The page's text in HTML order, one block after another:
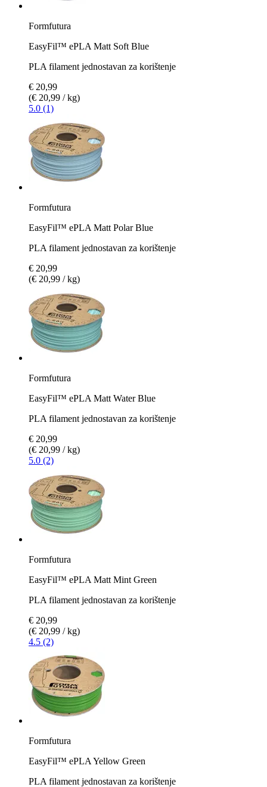
Formfutura
EasyFil™ ePLA Matt Soft Blue
PLA filament jednostavan za korištenje
€ 20,99
(€ 20,99 / kg)
5.0 (1)
Formfutura
EasyFil™ ePLA Matt Polar Blue
PLA filament jednostavan za korištenje
€ 20,99
(€ 20,99 / kg)
Formfutura
EasyFil™ ePLA Matt Water Blue
PLA filament jednostavan za korištenje
€ 20,99
(€ 20,99 / kg)
5.0 (2)
Formfutura
EasyFil™ ePLA Matt Mint Green
PLA filament jednostavan za korištenje
€ 20,99
(€ 20,99 / kg)
4.5 (2)
Formfutura
EasyFil™ ePLA Yellow Green
PLA filament jednostavan za korištenje